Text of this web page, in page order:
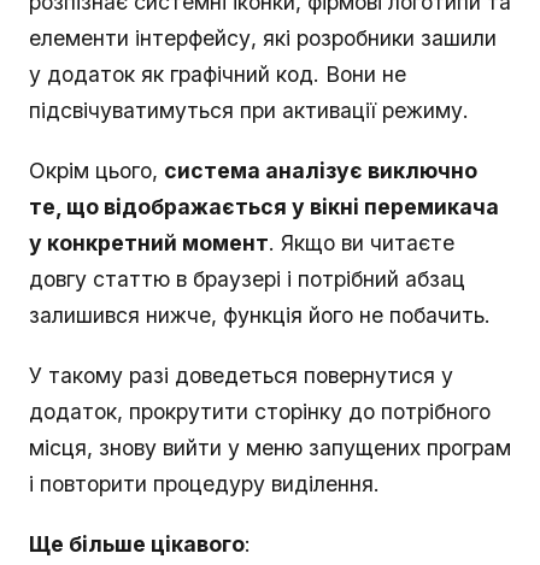
елементи інтерфейсу, які розробники зашили
у додаток як графічний код. Вони не
підсвічуватимуться при активації режиму.
Окрім цього, система аналізує виключно
те, що відображається у вікні перемикача
у конкретний момент. Якщо ви читаєте
довгу статтю в браузері і потрібний абзац
залишився нижче, функція його не побачить.
У такому разі доведеться повернутися у
додаток, прокрутити сторінку до потрібного
місця, знову вийти у меню запущених програм
і повторити процедуру виділення.
Ще більше цікавого: